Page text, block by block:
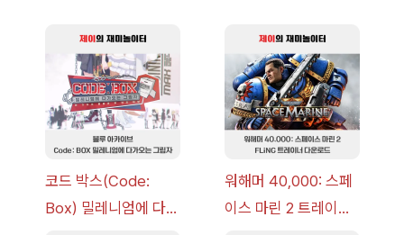
코드 박스(Code:
Box) 밀레니엄에 다가
워해머 40,000: 스페
이스 마린 2 트레이너